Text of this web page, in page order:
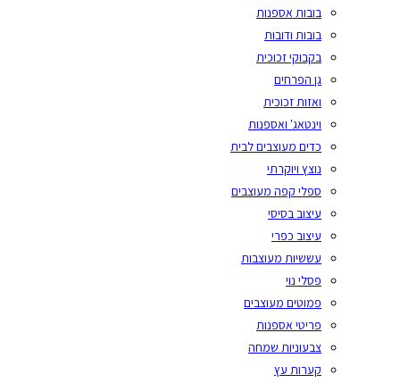
בובות אספנות
בובות ודובות
בקבוקי זכוכית
גן הפרחים
ואזות זכוכית
וינטאג' ואספנות
כדים מעוצבים לבית
נוצץ ויוקרתי
ספלי קפה מעוצבים
עיצוב בסיסי
עיצוב כפרי
עששיות מעוצבות
פסלי נוי
פמוטים מעוצבים
פריטי אספנות
צבעוניות שמחה
קערות עץ